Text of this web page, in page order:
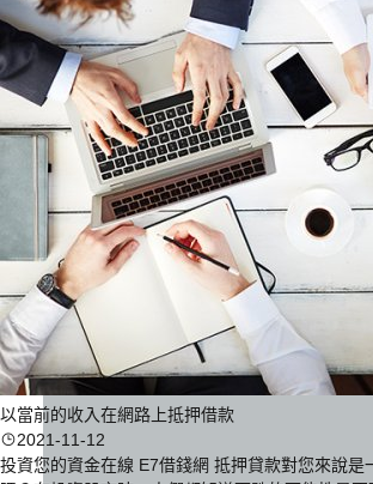
以當前的收入在網路上抵押借款
2021-11-12
投資您的資金在線 E7借錢網 抵押貸款對您來說是